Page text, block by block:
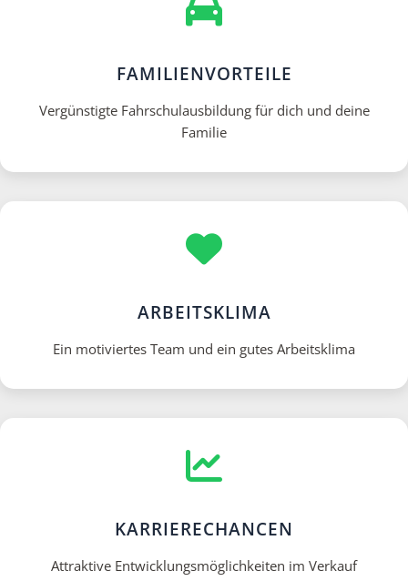
FAMILIENVORTEILE
Vergünstigte Fahrschulausbildung für dich und deine
Familie
ARBEITSKLIMA
Ein motiviertes Team und ein gutes Arbeitsklima
KARRIERECHANCEN
Attraktive Entwicklungsmöglichkeiten im Verkauf